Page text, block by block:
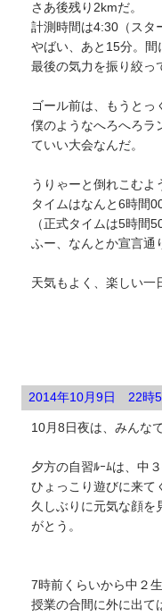
さあ後残り2kmだ。
計測時間は4:30（スタ
やばい、あと15分。間
最後の気力を振り絞っ
ゴール前は、もうとっ
僕のようなへろへろラ
ていい大会なんだ。
うりゃーと倒れこむよ
タイムはなんと6時間
（正式タイムは5時間
ふー、なんとか宣言通
天気もよく、楽しい一
2014年10月9日 22時
10月8日夜は、みんな
夕方の自習ﾙｰﾑは、中
ひょっこり遊びに来て
久しぶりに元気な顔を
がとう。
7時前くらいから中２生
授業の合間に外に出て